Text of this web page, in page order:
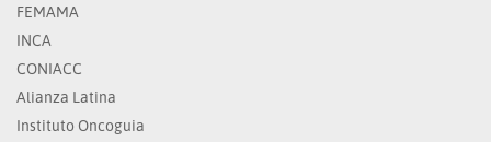
FEMAMA
INCA
CONIACC
Alianza Latina
Instituto Oncoguia